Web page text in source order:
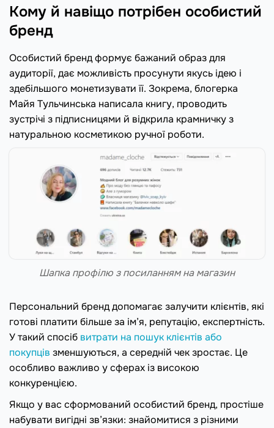
Кому й навіщо потрібен особистий
бренд
Особистий бренд формує бажаний образ для
аудиторії, дає можливість просунути якусь ідею і
здебільшого монетизувати її. Зокрема, блогерка
Майя Тульчинська написала книгу, проводить
зустрічі з підписницями й відкрила крамничку з
натуральною косметикою ручної роботи.
Шапка профілю з посиланням на магазин
Персональний бренд допомагає залучити клієнтів, які
готові платити більше за ім’я, репутацію, експертність.
У такий спосіб витрати на пошук клієнтів або
покупців зменшуються, а середній чек зростає. Це
особливо важливо у сферах із високою
конкуренцією.
Якщо у вас сформований особистий бренд, простіше
набувати вигідні зв’язки: знайомитися з різними